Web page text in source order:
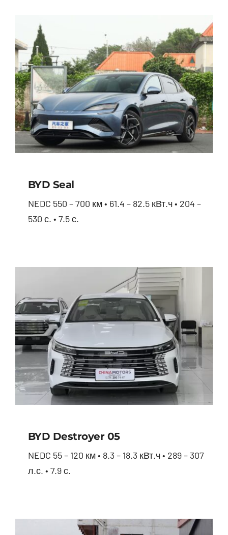
BYD Seal
NEDC 550 – 700 км • 61.4 – 82.5 кВт.ч • 204 –
530 с. • 7.5 с.
BYD Destroyer 05
NEDC 55 – 120 км • 8.3 – 18.3 кВт.ч • 289 – 307
л.с. • 7.9 с.